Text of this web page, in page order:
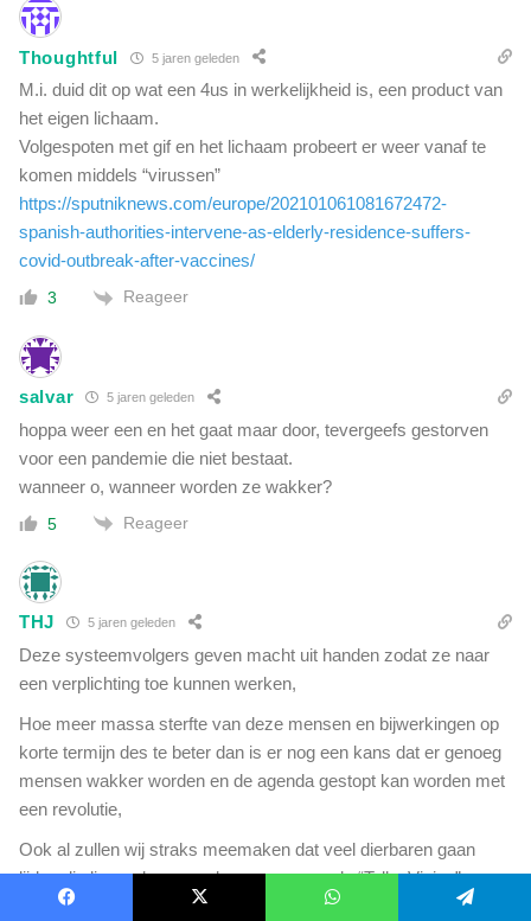
Thoughtful 5 jaren geleden
M.i. duid dit op wat een 4us in werkelijkheid is, een product van
het eigen lichaam.
Volgespoten met gif en het lichaam probeert er weer vanaf te
komen middels “virussen”
https://sputniknews.com/europe/202101061081672472-
spanish-authorities-intervene-as-elderly-residence-suffers-
covid-outbreak-after-vaccines/
3 Reageer
salvar 5 jaren geleden
hoppa weer een en het gaat maar door, tevergeefs gestorven
voor een pandemie die niet bestaat.
wanneer o, wanneer worden ze wakker?
5 Reageer
THJ 5 jaren geleden
Deze systeemvolgers geven macht uit handen zodat ze naar
een verplichting toe kunnen werken,
Hoe meer massa sterfte van deze mensen en bijwerkingen op
korte termijn des te beter dan is er nog een kans dat er genoeg
mensen wakker worden en de agenda gestopt kan worden met
een revolutie,
Ook al zullen wij straks meemaken dat veel dierbaren gaan
lijden die liever de vreemde mensen van de “Tell a Vision”
geloven dan hun eigen familie en vrienden…